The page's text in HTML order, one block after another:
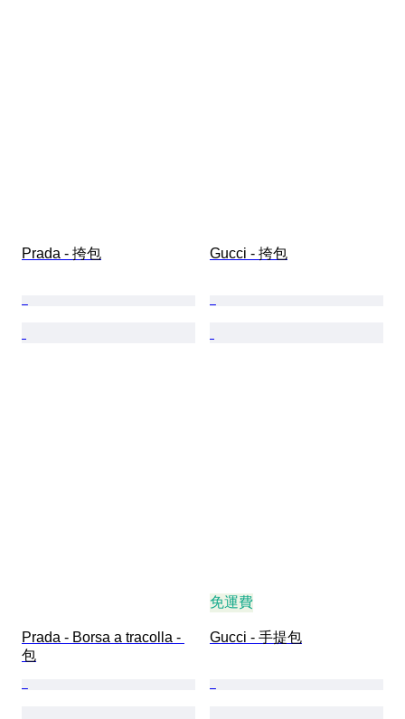
Prada - 挎包 Gucci - 挎包
Prada - Borsa a tracolla -
包
免運費
Gucci - 手提包